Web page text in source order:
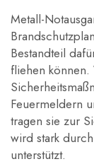
Metall-
Bestandteil
fliehen
Feuermeldern
tragen sie zur
wird stark
unterstützt.